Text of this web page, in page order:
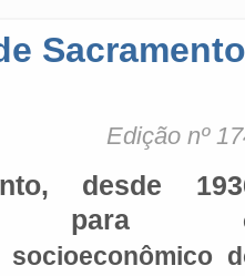
Edição nº
desde
para
socioeconômico